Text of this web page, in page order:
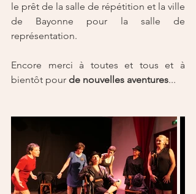
le prêt de la salle de répétition et la ville
de Bayonne pour la salle de
représentation.
Encore merci à toutes et tous et à
bientôt pour de nouvelles aventures...